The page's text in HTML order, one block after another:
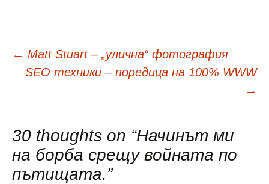
Навигация
публикациите
← Matt Stuart – „улична“ фотография
SEO техники – поредица на 100% WWW
→
30 thoughts on “Начинът ми
на борба срещу войната по
пътищата.”